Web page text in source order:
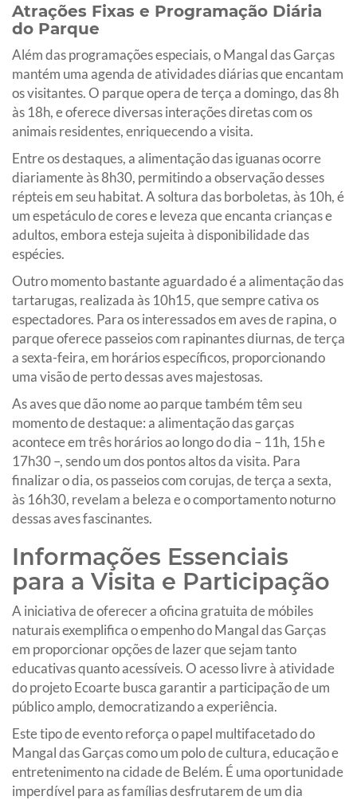
Atrações Fixas e Programação Diária
do Parque
Além das programações especiais, o Mangal das Garças
mantém uma agenda de atividades diárias que encantam
os visitantes. O parque opera de terça a domingo, das 8h
às 18h, e oferece diversas interações diretas com os
animais residentes, enriquecendo a visita.
Entre os destaques, a alimentação das iguanas ocorre
diariamente às 8h30, permitindo a observação desses
répteis em seu habitat. A soltura das borboletas, às 10h, é
um espetáculo de cores e leveza que encanta crianças e
adultos, embora esteja sujeita à disponibilidade das
espécies.
Outro momento bastante aguardado é a alimentação das
tartarugas, realizada às 10h15, que sempre cativa os
espectadores. Para os interessados em aves de rapina, o
parque oferece passeios com rapinantes diurnas, de terça
a sexta-feira, em horários específicos, proporcionando
uma visão de perto dessas aves majestosas.
As aves que dão nome ao parque também têm seu
momento de destaque: a alimentação das garças
acontece em três horários ao longo do dia – 11h, 15h e
17h30 –, sendo um dos pontos altos da visita. Para
finalizar o dia, os passeios com corujas, de terça a sexta,
às 16h30, revelam a beleza e o comportamento noturno
dessas aves fascinantes.
Informações Essenciais
para a Visita e Participação
A iniciativa de oferecer a oficina gratuita de móbiles
naturais exemplifica o empenho do Mangal das Garças
em proporcionar opções de lazer que sejam tanto
educativas quanto acessíveis. O acesso livre à atividade
do projeto Ecoarte busca garantir a participação de um
público amplo, democratizando a experiência.
Este tipo de evento reforça o papel multifacetado do
Mangal das Garças como um polo de cultura, educação e
entretenimento na cidade de Belém. É uma oportunidade
imperdível para as famílias desfrutarem de um dia